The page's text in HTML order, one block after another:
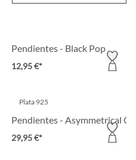
Pendientes - Black Pop
12,95 €*
Plata 925
Pendientes - Asymmetrical
29,95 €*